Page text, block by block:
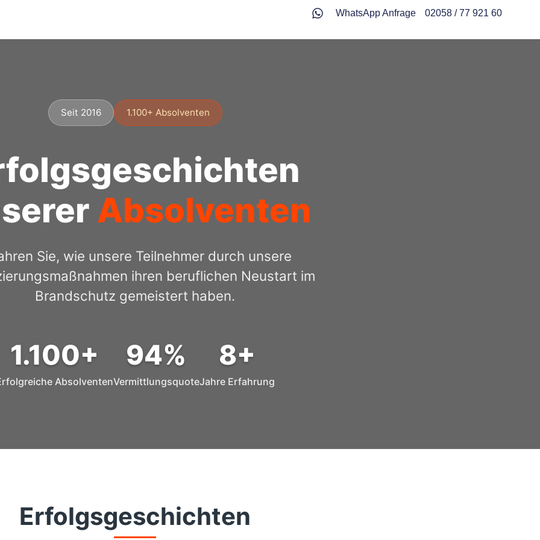
WhatsApp Anfrage 02058 / 77 921 60
Seit 2016 1.100+ Absolventen
Absolventen
Sie, wie unsere Teilnehmer durch unsere
ihren beruflichen Neustart im
Brandschutz gemeistert haben.
1.100+
Absolventen
94%
Vermittlungsquote
8+
Jahre Erfahrung
Erfolgsgeschichten